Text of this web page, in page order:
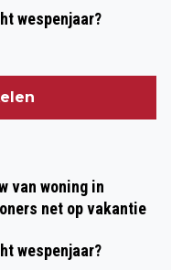
wespenjaar?
van woning in
net op vakantie
wespenjaar?